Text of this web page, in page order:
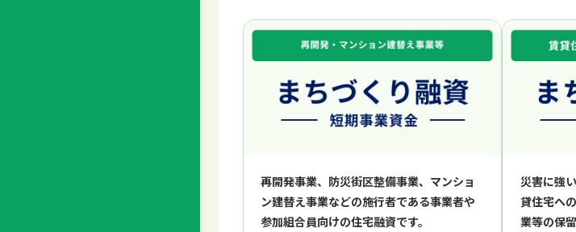
再開発事業、防災街区整備事業、マンショ
ン建替え事業などの施⾏者である事業者や
参加組合員向けの住宅融資です。
災害に強
貸住宅へ
業等の保